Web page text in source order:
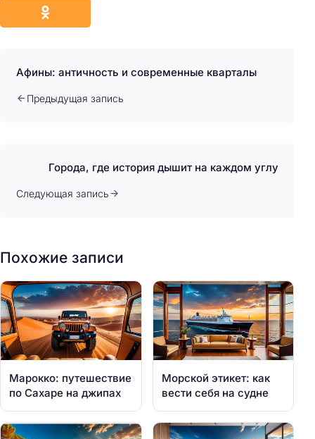
Афины: античность и современные кварталы
Предыдущая запись
Города, где история дышит на каждом углу
Следующая запись
Похожие записи
Марокко: путешествие
по Сахаре на джипах
Морской этикет: как
вести себя на судне